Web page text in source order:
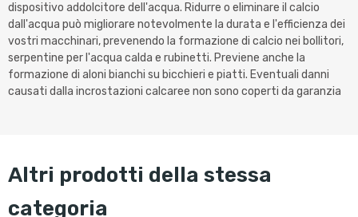
dispositivo addolcitore dell'acqua. Ridurre o eliminare il calcio
dall'acqua può migliorare notevolmente la durata e l'efficienza dei
vostri macchinari, prevenendo la formazione di calcio nei bollitori,
serpentine per l'acqua calda e rubinetti. Previene anche la
formazione di aloni bianchi su bicchieri e piatti. Eventuali danni
causati dalla incrostazioni calcaree non sono coperti da garanzia
altri prodotti della stessa
categoria